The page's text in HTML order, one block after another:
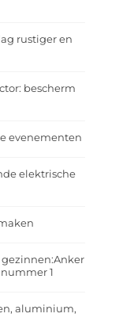
rustiger en
bescherm
evenementen
elektrische
1
aluminium,